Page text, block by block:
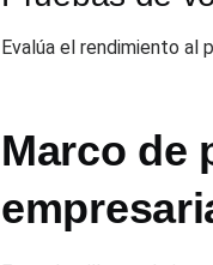
Evalúa el rendimiento al
Marco de